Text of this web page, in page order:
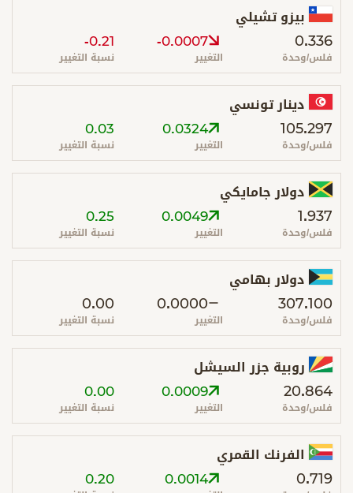
بيزو تشيلي
0.336
فلس/وحدة
-0.0007
التغيير
-0.21
نسبة التغيير
دينار تونسي
105.297
فلس/وحدة
0.0324
التغيير
0.03
نسبة التغيير
دولار جامايكي
1.937
فلس/وحدة
0.0049
التغيير
0.25
نسبة التغيير
دولار بهامي
307.100
فلس/وحدة
0.0000
التغيير
0.00
نسبة التغيير
روبية جزر السيشل
20.864
فلس/وحدة
0.0009
التغيير
0.00
نسبة التغيير
الفرنك القمري
0.719
0.0014
0.20